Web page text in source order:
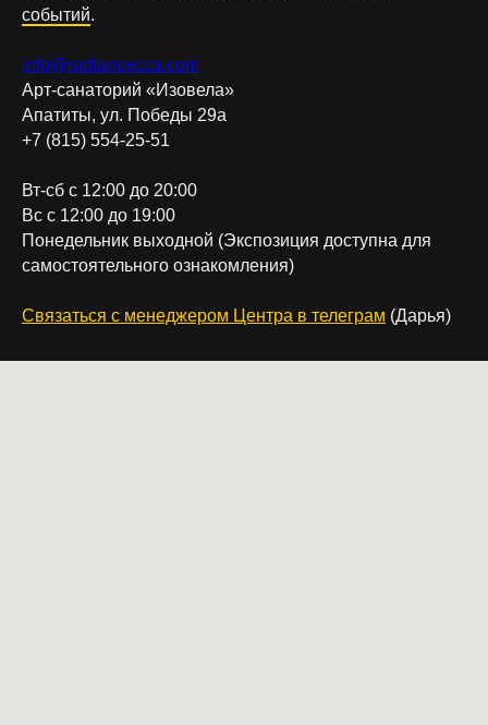
событий.
info@radiancecca.com
Арт-санаторий «Изовела»
Апатиты, ул. Победы 29а
+7 (815) 554-25-51
Вт-сб с 12:00 до 20:00
Вс с 12:00 до 19:00
Понедельник выходной (Экспозиция доступна для
самостоятельного ознакомления)
Связаться с менеджером Центра в телеграм (Дарья)